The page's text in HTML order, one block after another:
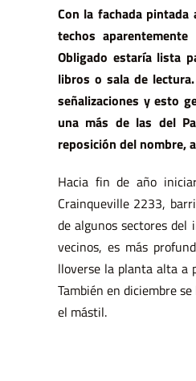
Con la fachada
techos
Obligado estaría lista
libros o sala de
señalizaciones y esto
una más de las del
reposición del nombre,
Hacia fin de año
Crainqueville 2233,
de algunos sectores
vecinos, es más
lloverse la planta alta a
También en diciembre
el mástil.